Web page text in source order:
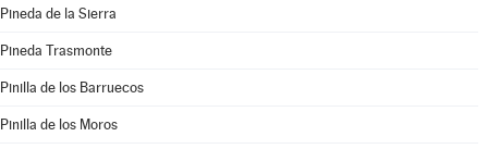
Pineda de la Sierra
Pineda Trasmonte
Pinilla de los Barruecos
Pinilla de los Moros